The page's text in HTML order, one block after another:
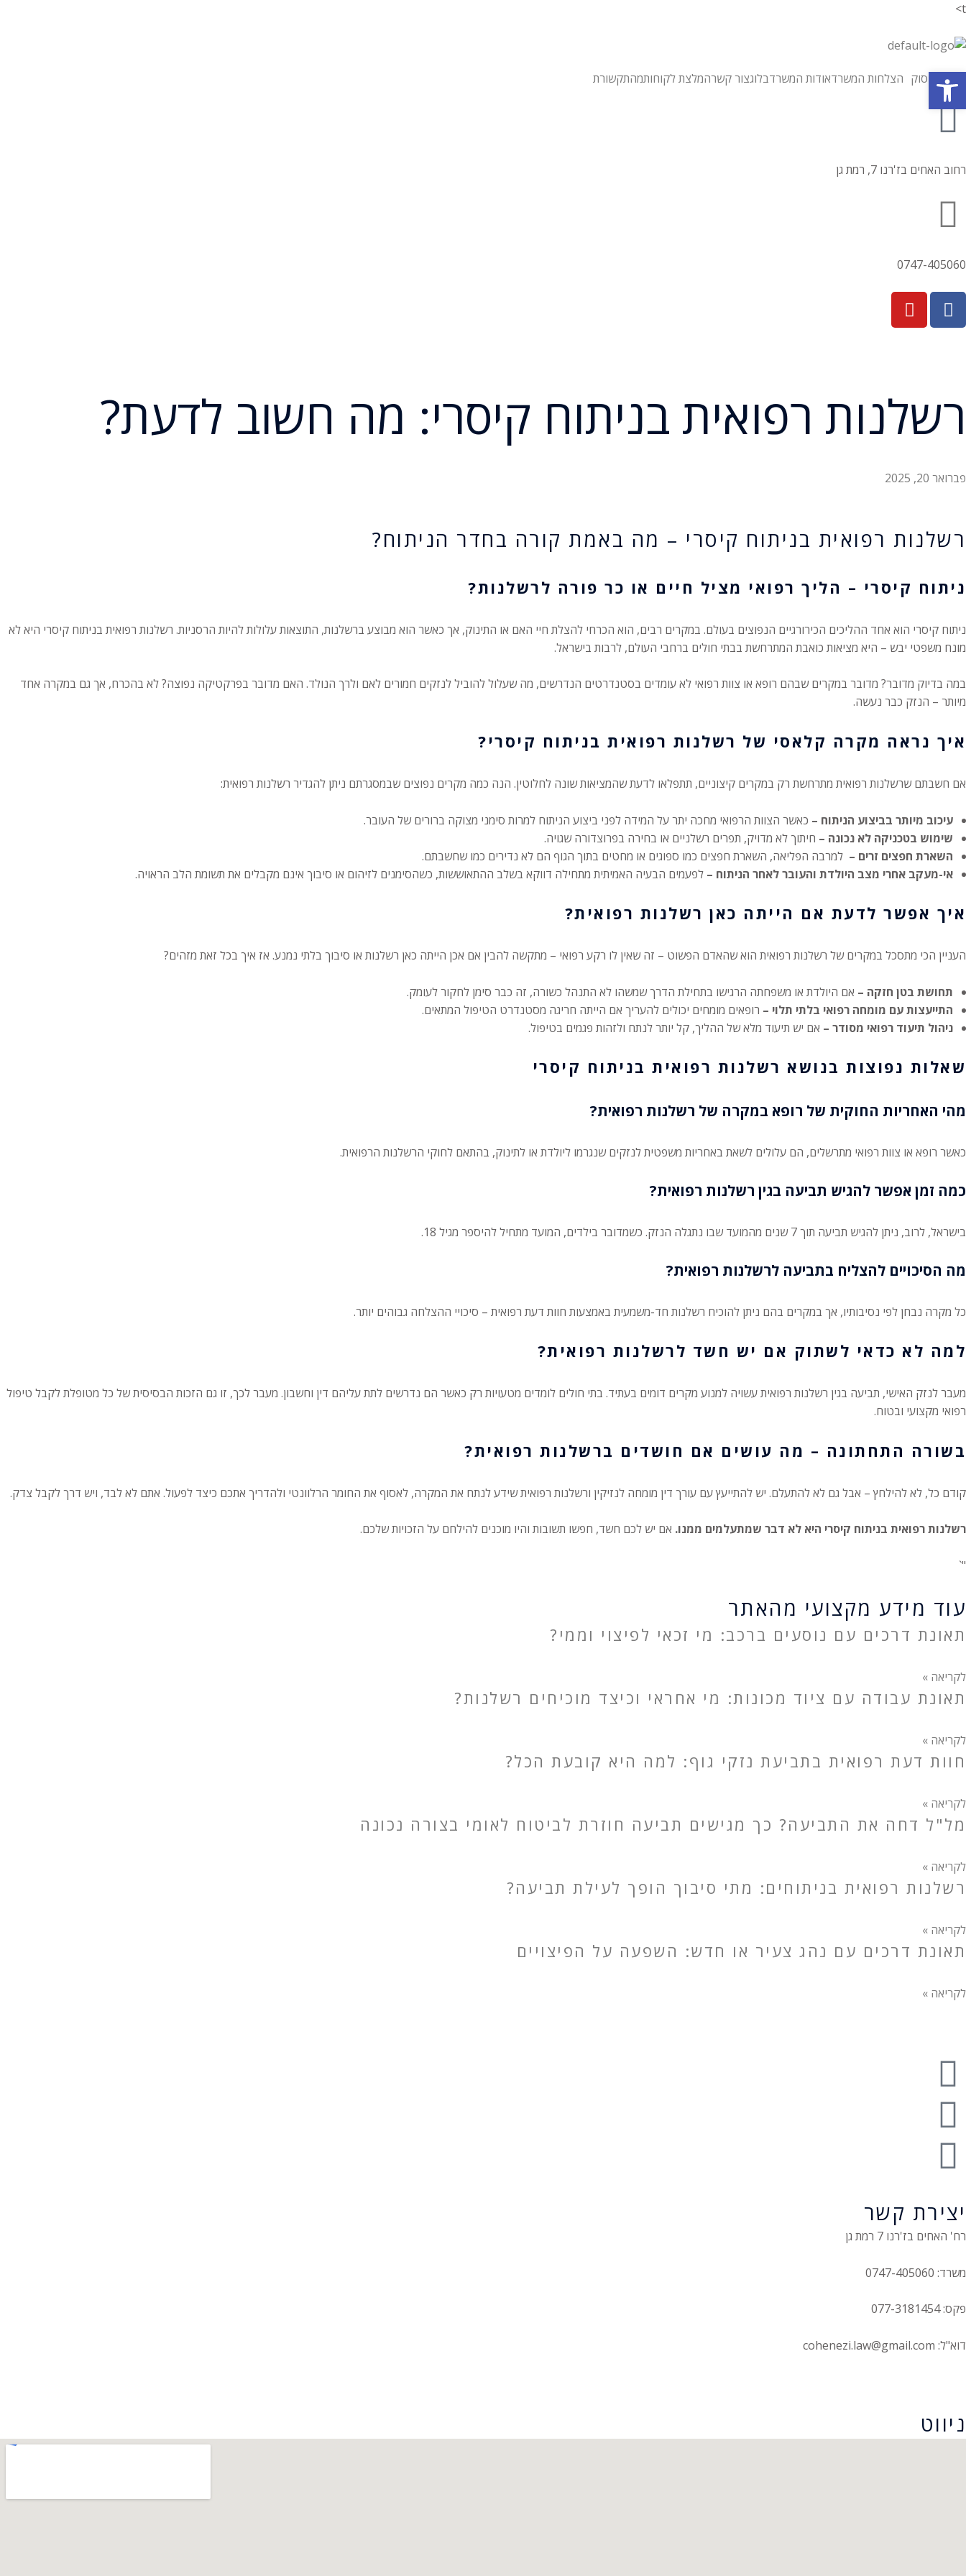
t>
תחומי עיסוק הצלחות המשרדאודות המשרדבלוגצור קשרהמלצת לקוחותמהתקשורת
רחוב האחים בז'רנו 7, רמת גן
0747-405060
רשלנות רפואית בניתוח קיסרי: מה חשוב לדעת?
פברואר 20, 2025
רשלנות רפואית בניתוח קיסרי – מה באמת קורה בחדר הניתוח?
ניתוח קיסרי – הליך רפואי מציל חיים או כר פורה לרשלנות?
ניתוח קיסרי הוא אחד ההליכים הכירורגיים הנפוצים בעולם. במקרים רבים, הוא הכרחי להצלת חיי האם או התינוק, אך כאשר הוא מבוצע ברשלנות, התוצאות עלולות להיות הרסניות. רשלנות רפואית בניתוח קיסרי היא לא
מונח משפטי יבש – היא מציאות כואבת המתרחשת בבתי חולים ברחבי העולם, לרבות בישראל.
במה בדיוק מדובר? מדובר במקרים שבהם רופא או צוות רפואי לא עומדים בסטנדרטים הנדרשים, מה שעלול להוביל לנזקים חמורים לאם ולרך הנולד. האם מדובר בפרקטיקה נפוצה? לא בהכרח, אך גם במקרה אחד
מיותר – הנזק כבר נעשה.
איך נראה מקרה קלאסי של רשלנות רפואית בניתוח קיסרי?
אם חשבתם שרשלנות רפואית מתרחשת רק במקרים קיצוניים, תתפלאו לדעת שהמציאות שונה לחלוטין. הנה כמה מקרים נפוצים שבמסגרתם ניתן להגדיר רשלנות רפואית:
עיכוב מיותר בביצוע הניתוח – כאשר הצוות הרפואי מחכה יתר על המידה לפני ביצוע הניתוח למרות סימני מצוקה ברורים של העובר.
שימוש בטכניקה לא נכונה – חיתוך לא מדויק, תפרים רשלניים או בחירה בפרוצדורה שגויה.
השארת חפצים זרים – למרבה הפליאה, השארת חפצים כמו ספוגים או מחטים בתוך הגוף הם לא נדירים כמו שחשבתם.
אי-מעקב אחרי מצב היולדת והעובר לאחר הניתוח – לפעמים הבעיה האמיתית מתחילה דווקא בשלב ההתאוששות, כשהסימנים לזיהום או סיבוך אינם מקבלים את תשומת הלב הראויה.
איך אפשר לדעת אם הייתה כאן רשלנות רפואית?
העניין הכי מתסכל במקרים של רשלנות רפואית הוא שהאדם הפשוט – זה שאין לו רקע רפואי – מתקשה להבין אם אכן הייתה כאן רשלנות או סיבוך בלתי נמנע. אז איך בכל זאת מזהים?
תחושת בטן חזקה – אם היולדת או משפחתה הרגישו בתחילת הדרך שמשהו לא התנהל כשורה, זה כבר סימן לחקור לעומק.
התייעצות עם מומחה רפואי בלתי תלוי – רופאים מומחים יכולים להעריך אם הייתה חריגה מסטנדרט הטיפול המתאים.
ניהול תיעוד רפואי מסודר – אם יש תיעוד מלא של ההליך, קל יותר לנתח ולזהות פגמים בטיפול.
שאלות נפוצות בנושא רשלנות רפואית בניתוח קיסרי
מהי האחריות החוקית של רופא במקרה של רשלנות רפואית?
כאשר רופא או צוות רפואי מתרשלים, הם עלולים לשאת באחריות משפטית לנזקים שנגרמו ליולדת או לתינוק, בהתאם לחוקי הרשלנות הרפואית.
כמה זמן אפשר להגיש תביעה בגין רשלנות רפואית?
בישראל, לרוב, ניתן להגיש תביעה תוך 7 שנים מהמועד שבו נתגלה הנזק. כשמדובר בילדים, המועד מתחיל להיספר מגיל 18.
מה הסיכויים להצליח בתביעה לרשלנות רפואית?
כל מקרה נבחן לפי נסיבותיו, אך במקרים בהם ניתן להוכיח רשלנות חד-משמעית באמצעות חוות דעת רפואית – סיכויי ההצלחה גבוהים יותר.
למה לא כדאי לשתוק אם יש חשד לרשלנות רפואית?
מעבר לנזק האישי, תביעה בגין רשלנות רפואית עשויה למנוע מקרים דומים בעתיד. בתי חולים לומדים מטעויות רק כאשר הם נדרשים לתת עליהם דין וחשבון. מעבר לכך, זו גם הזכות הבסיסית של כל מטופלת לקבל טיפול
רפואי מקצועי ובטוח.
בשורה התחתונה – מה עושים אם חושדים ברשלנות רפואית?
קודם כל, לא להילחץ – אבל גם לא להתעלם. יש להתייעץ עם עורך דין מומחה לנזיקין ורשלנות רפואית שידע לנתח את המקרה, לאסוף את החומר הרלוונטי ולהדריך אתכם כיצד לפעול. אתם לא לבד, ויש דרך לקבל צדק.
רשלנות רפואית בניתוח קיסרי היא לא דבר שמתעלמים ממנו. אם יש לכם חשד, חפשו תשובות והיו מוכנים להילחם על הזכויות שלכם.
"`
עוד מידע מקצועי מהאתר
תאונת דרכים עם נוסעים ברכב: מי זכאי לפיצוי וממי?
לקריאה »
תאונת עבודה עם ציוד מכונות: מי אחראי וכיצד מוכיחים רשלנות?
לקריאה »
חוות דעת רפואית בתביעת נזקי גוף: למה היא קובעת הכל?
לקריאה »
מל"ל דחה את התביעה? כך מגישים תביעה חוזרת לביטוח לאומי בצורה נכונה
לקריאה »
רשלנות רפואית בניתוחים: מתי סיבוך הופך לעילת תביעה?
לקריאה »
תאונת דרכים עם נהג צעיר או חדש: השפעה על הפיצויים
לקריאה »
פתח סרגל נגישות
יצירת קשר
רח' האחים בז'רנו 7 רמת גן
משרד: 0747-405060
פקס: 077-3181454
דוא"ל: cohenezi.law@gmail.com
ניווט